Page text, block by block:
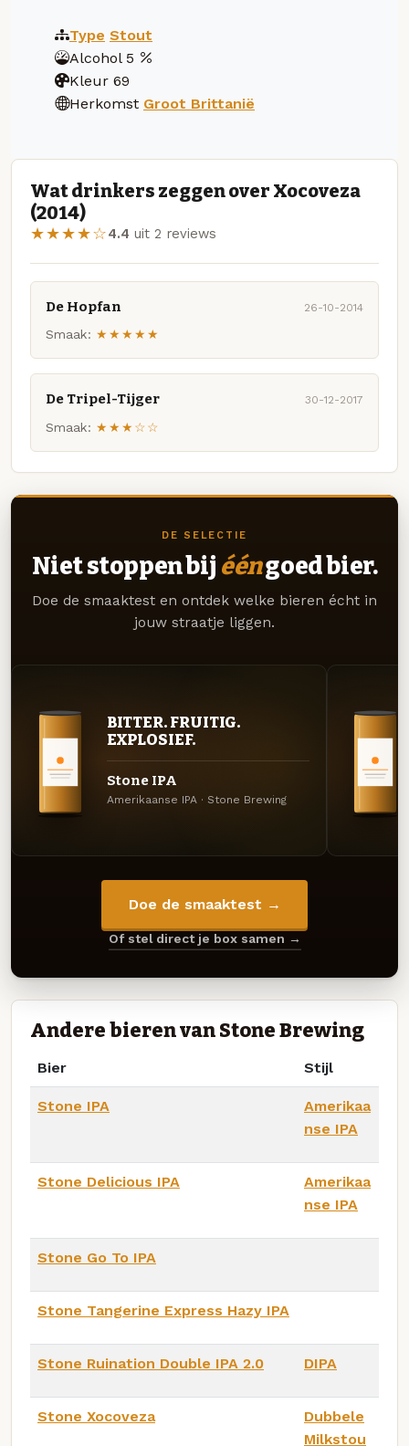
Type Stout
Alcohol 5
Kleur 69
Herkomst Groot Brittanië
Wat drinkers zeggen over Xocoveza
(2014)
★★★★☆4.4 uit 2 reviews
De Hopfan 26-10-2014
Smaak: ★★★★★
De Tripel-Tijger 30-12-2017
Smaak: ★★★☆☆
DE SELECTIE
Niet stoppen bij ééngoed bier.
Doe de smaaktest en ontdek welke bieren écht in
jouw straatje liggen.
BITTER. FRUITIG.
EXPLOSIEF.
Stone IPA
Amerikaanse IPA · Stone Brewing
Doe de smaaktest →
Of stel direct je box samen →
Andere bieren van Stone Brewing
Bier Stijl
Stone IPA
Amerikaa
nse IPA
Stone Delicious IPA
Amerikaa
nse IPA
Stone Go To IPA
Stone Tangerine Express Hazy IPA
Stone Ruination Double IPA 2.0 DIPA
Stone Xocoveza
Dubbele
Milkstou